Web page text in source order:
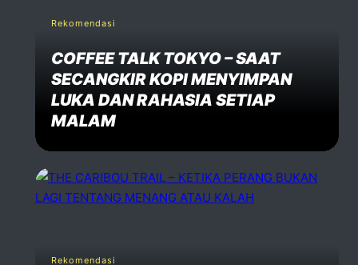
Rekomendasi
COFFEE TALK TOKYO – SAAT
SECANGKIR KOPI MENYIMPAN
LUKA DAN RAHASIA SETIAP
MALAM
Rekomendasi